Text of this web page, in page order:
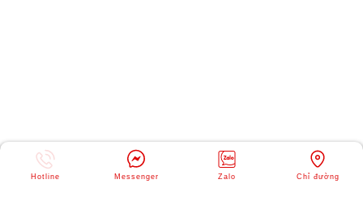
Hotline Messenger Zalo Chỉ đường